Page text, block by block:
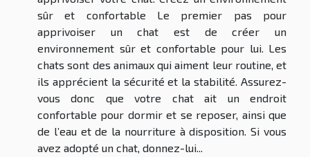
sûr et confortable Le premier pas pour
apprivoiser un chat est de créer un
environnement sûr et confortable pour lui. Les
chats sont des animaux qui aiment leur routine, et
ils apprécient la sécurité et la stabilité. Assurez-
vous donc que votre chat ait un endroit
confortable pour dormir et se reposer, ainsi que
de l’eau et de la nourriture à disposition. Si vous
avez adopté un chat, donnez-lui...